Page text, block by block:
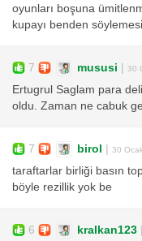
oyunları boşuna
kupayı benden
7 mususi | 30
Ertugrul Saglam para
oldu. Zaman ne cabuk
7 birol | 30
taraftarlar birliği basın
böyle rezillik yok be
6 kralkan123 |